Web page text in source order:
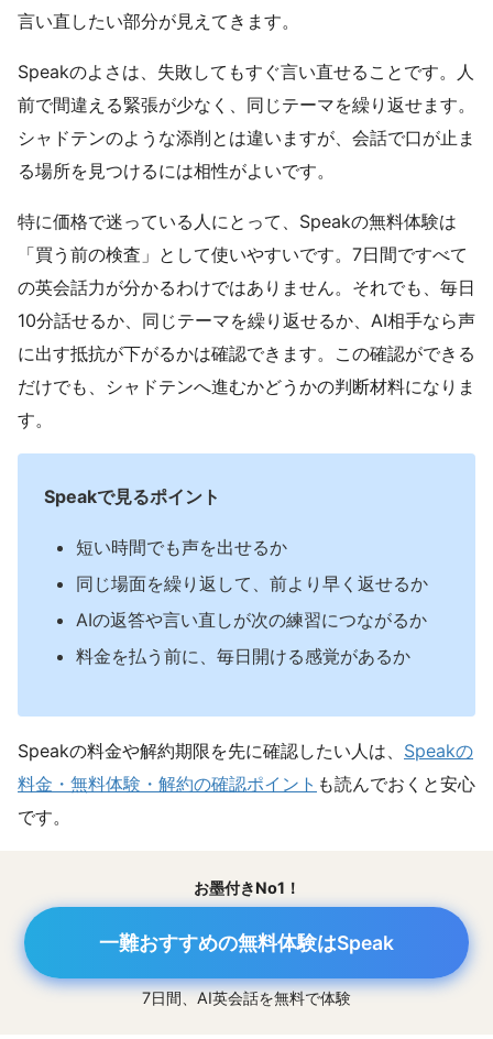
言い直したい部分が見えてきます。
Speakのよさは、失敗してもすぐ言い直せることです。人
前で間違える緊張が少なく、同じテーマを繰り返せます。
シャドテンのような添削とは違いますが、会話で口が止ま
る場所を見つけるには相性がよいです。
特に価格で迷っている人にとって、Speakの無料体験は
「買う前の検査」として使いやすいです。7日間ですべて
の英会話力が分かるわけではありません。それでも、毎日
10分話せるか、同じテーマを繰り返せるか、AI相手なら声
に出す抵抗が下がるかは確認できます。この確認ができる
だけでも、シャドテンへ進むかどうかの判断材料になりま
す。
Speakで見るポイント
短い時間でも声を出せるか
同じ場面を繰り返して、前より早く返せるか
AIの返答や言い直しが次の練習につながるか
料金を払う前に、毎日開ける感覚があるか
Speakの料金や解約期限を先に確認したい人は、 Speakの
料金・無料体験・解約の確認ポイント も読んでおくと安心
です。
お墨付きNo1！
一難おすすめの無料体験はSpeak
7日間、AI英会話を無料で体験